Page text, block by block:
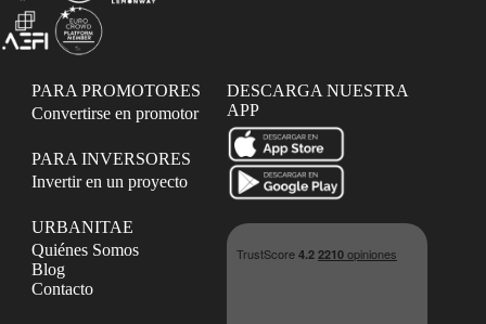
PARA PROMOTORES
Convertirse en promotor
PARA INVERSORES
Invertir en un proyecto
URBANITAE
Quiénes Somos
Blog
Contacto
DESCARGA NUESTRA
APP